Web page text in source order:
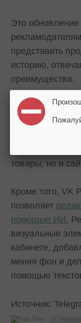
Это обновление
представить
историю,
преимущества.
Напомним,
расширила
товары, но и
Кроме того, VK
позволяет
помощью ИИ.
визуальные
кабинете,
меняя фон и
помощью
Источник:
Теги: VK